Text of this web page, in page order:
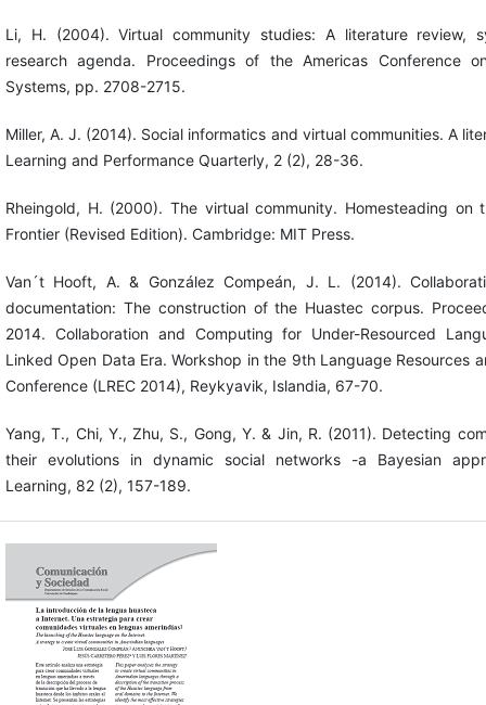
Li, H. (2004). Virtual community studies: A literature review,
research agenda. Proceedings of the Americas Conference
Systems, pp. 2708-2715.
Miller, A. J. (2014). Social informatics and virtual communities. A
Learning and Performance Quarterly, 2 (2), 28-36.
Rheingold, H. (2000). The virtual community. Homesteading on
Frontier (Revised Edition). Cambridge: MIT Press.
Van´t Hooft, A. & González Compeán, J. L. (2014).
documentation: The construction of the Huastec corpus.
2014. Collaboration and Computing for Under-Resourced
Linked Open Data Era. Workshop in the 9th Language Resources
Conference (LREC 2014), Reykyavik, Islandia, 67-70.
Yang, T., Chi, Y., Zhu, S., Gong, Y. & Jin, R. (2011). Detecting
their evolutions in dynamic social networks -a Bayesian
Learning, 82 (2), 157-189.